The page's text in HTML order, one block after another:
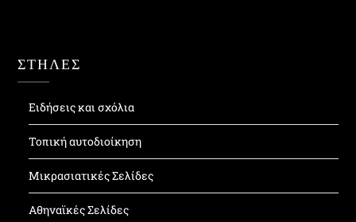
ΣΤΗΛΕΣ
Ειδήσεις και σχόλια
Τοπική αυτοδιοίκηση
Μικρασιατικές Σελίδες
Αθηναϊκές Σελίδες